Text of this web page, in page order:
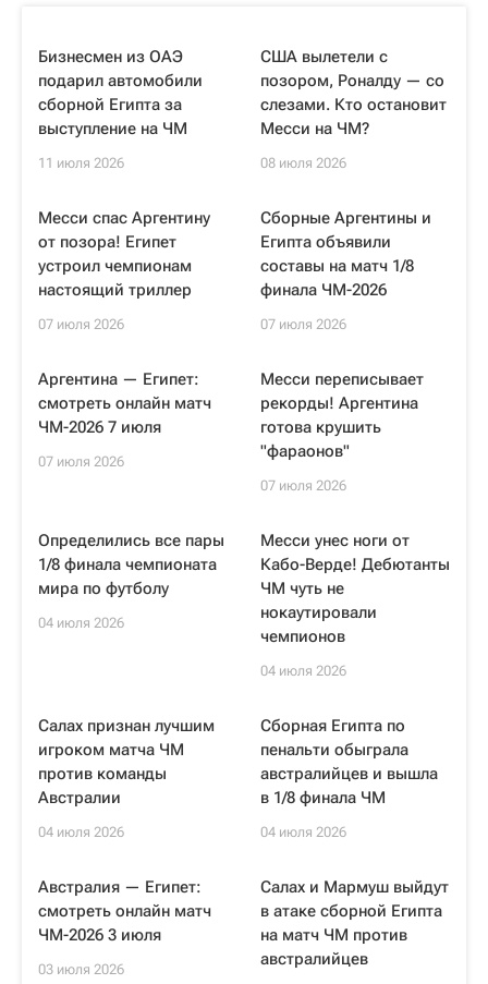
Бизнесмен из ОАЭ
подарил автомобили
сборной Египта за
выступление на ЧМ
11 июля 2026
США вылетели с
позором, Роналду — со
слезами. Кто остановит
Месси на ЧМ?
08 июля 2026
Месси спас Аргентину
от позора! Египет
устроил чемпионам
настоящий триллер
07 июля 2026
Сборные Аргентины и
Египта объявили
составы на матч 1/8
финала ЧМ-2026
07 июля 2026
Аргентина — Египет:
смотреть онлайн матч
ЧМ-2026 7 июля
07 июля 2026
Месси переписывает
рекорды! Аргентина
готова крушить
"фараонов"
07 июля 2026
Определились все пары
1/8 финала чемпионата
мира по футболу
04 июля 2026
Месси унес ноги от
Кабо-Верде! Дебютанты
ЧМ чуть не
нокаутировали
чемпионов
04 июля 2026
Салах признан лучшим
игроком матча ЧМ
против команды
Австралии
04 июля 2026
Сборная Египта по
пенальти обыграла
австралийцев и вышла
в 1/8 финала ЧМ
04 июля 2026
Австралия — Египет:
смотреть онлайн матч
ЧМ-2026 3 июля
03 июля 2026
Салах и Мармуш выйдут
в атаке сборной Египта
на матч ЧМ против
австралийцев